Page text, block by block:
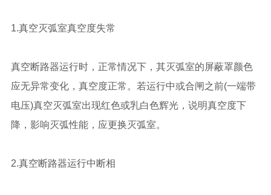
1.真空灭弧室真空度失常
真空断路器运行时，正常情况下，其灭弧室的屏蔽罩颜色
应无异常变化，真空度正常。若运行中或合闸之前(一端带
电压)真空灭弧室出现红色或乳白色辉光，说明真空度下
降，影响灭弧性能，应更换灭弧室。
2.真空断路器运行中断相